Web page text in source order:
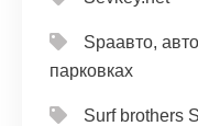
Spaавто,
парковках
Surf brothers